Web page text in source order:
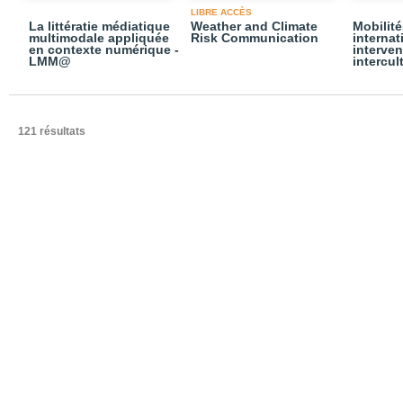
La littératie médiatique
multimodale appliquée
en contexte numérique -
LMM@
LIBRE ACCÈS
Weather and Climate
Risk Communication
121 résultats